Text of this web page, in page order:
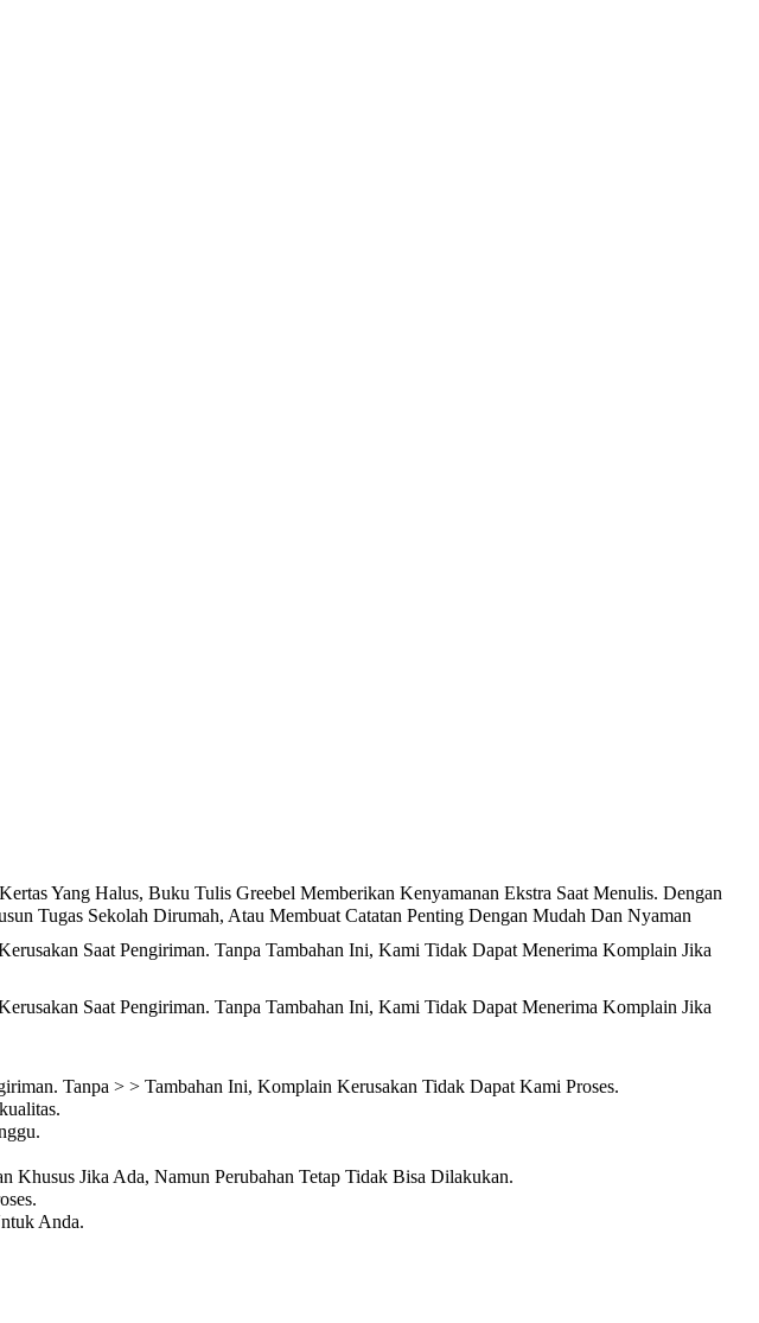
Yang Halus, Buku Tulis Greebel Memberikan Kenyamanan Ekstra Saat Menulis. Dengan
Tugas Sekolah Dirumah, Atau Membuat Catatan Penting Dengan Mudah Dan Nyaman
Saat Pengiriman. Tanpa Tambahan Ini, Kami Tidak Dapat Menerima Komplain Jika
Saat Pengiriman. Tanpa Tambahan Ini, Kami Tidak Dapat Menerima Komplain Jika
Tanpa > > Tambahan Ini, Komplain Kerusakan Tidak Dapat Kami Proses.
Khusus Jika Ada, Namun Perubahan Tetap Tidak Bisa Dilakukan.
Anda.